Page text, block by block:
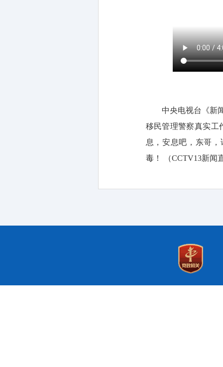
中央电视台《新
移民管理警察真实工
息，安息吧，东哥
毒！ （CCTV13新闻